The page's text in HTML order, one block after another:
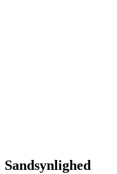
Sandsynlighed